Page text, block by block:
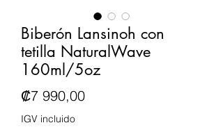
Biberón Lansinoh con
tetilla NaturalWave
160ml/5oz
₡7 990,00Precio
IGV incluido